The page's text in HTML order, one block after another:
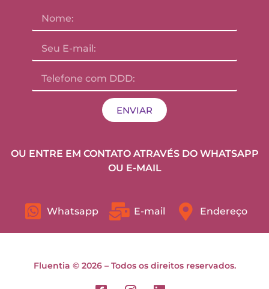
ENVIAR
OU ENTRE EM CONTATO ATRAVÉS DO WHATSAPP
OU E-MAIL
Whatsapp E-mail Endereço
Fluentia © 2026 – Todos os direitos reservados.